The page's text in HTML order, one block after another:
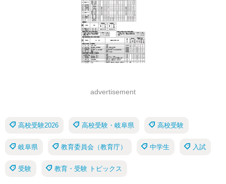
advertisement
高校受験2026 高校受験・岐阜県 高校受験
岐阜県 教育委員会（教育庁） 中学生 入試
受験 教育・受験 トピックス